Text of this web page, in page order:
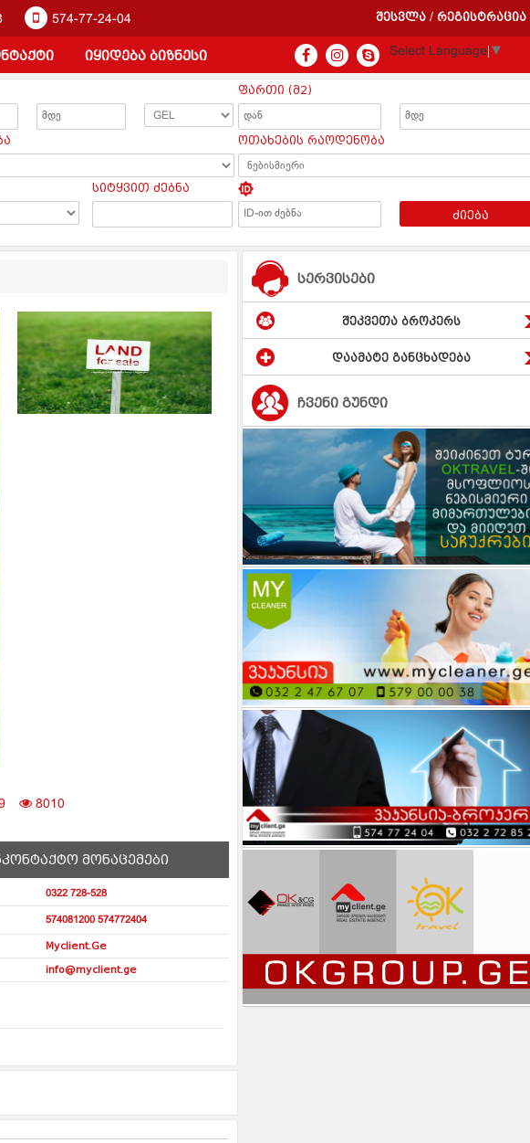
574-77-24-04 შესვლა / რეგისტრაცია
იყიდება ბიზნესი Select Language ▼
ფართი (მ2)
ოთახების რაოდენობა
სიტყვით ძებნა
ძიება
8010
მონაცემები
0322 728-528
574081200 574772404
Myclient.Ge
info@myclient.ge
სერვისები
შეკვეთა ბროკერს
დაამატე განცხადება
ჩვენი გუნდი